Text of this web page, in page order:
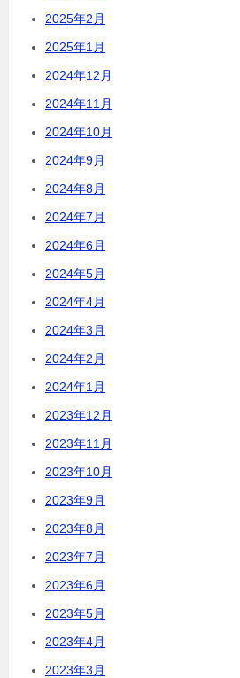
2025年2月
2025年1月
2024年12月
2024年11月
2024年10月
2024年9月
2024年8月
2024年7月
2024年6月
2024年5月
2024年4月
2024年3月
2024年2月
2024年1月
2023年12月
2023年11月
2023年10月
2023年9月
2023年8月
2023年7月
2023年6月
2023年5月
2023年4月
2023年3月